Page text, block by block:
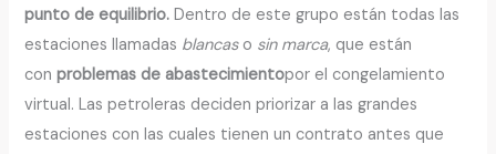
punto de equilibrio.Dentro de este grupo están todas las
estaciones llamadas blancas o sin marca, que están
con problemas de abastecimientopor el congelamiento
virtual. Las petroleras deciden priorizar a las grandes
estaciones con las cuales tienen un contrato antes que